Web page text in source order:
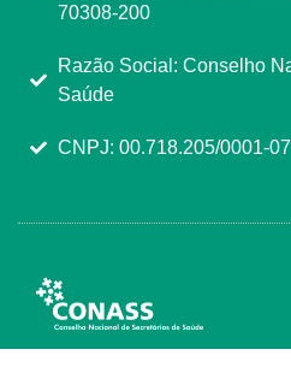
70308-200
Razão Social: Conselho
Saúde
CNPJ: 00.718.205/0001-07